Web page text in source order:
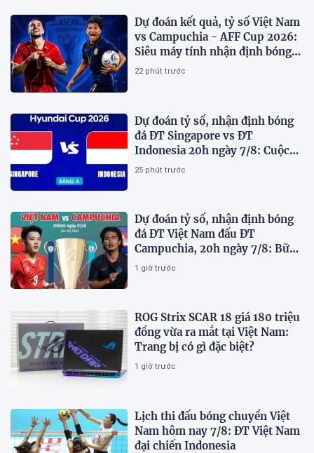
Dự đoán kết quả, tỷ số Việt Nam
vs Campuchia - AFF Cup 2026:
Siêu máy tính nhận định bóng
đá hôm nay
22 phút trước
Dự đoán tỷ số, nhận định bóng
đá ĐT Singapore vs ĐT
Indonesia 20h ngày 7/8: Cuộc
chiến sống còn
25 phút trước
Dự đoán tỷ số, nhận định bóng
đá ĐT Việt Nam đấu ĐT
Campuchia, 20h ngày 7/8: Bữa
tiệc bàn thắng tại Mỹ Đình
1 giờ trước
ROG Strix SCAR 18 giá 180 triệu
đồng vừa ra mắt tại Việt Nam:
Trang bị có gì đặc biệt?
1 giờ trước
Lịch thi đấu bóng chuyền Việt
Nam hôm nay 7/8: ĐT Việt Nam
đại chiến Indonesia